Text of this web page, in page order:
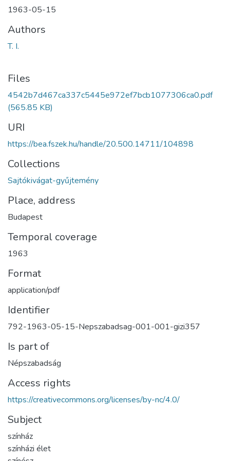
1963-05-15
Authors
T. I.
Files
4542b7d467ca337c5445e972ef7bcb1077306ca0.pdf
(565.85 KB)
URI
https://bea.fszek.hu/handle/20.500.14711/104898
Collections
Sajtókivágat-gyűjtemény
Place, address
Budapest
Temporal coverage
1963
Format
application/pdf
Identifier
792-1963-05-15-Nepszabadsag-001-001-gizi357
Is part of
Népszabadság
Access rights
https://creativecommons.org/licenses/by-nc/4.0/
Subject
színház
színházi élet